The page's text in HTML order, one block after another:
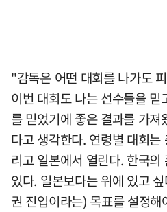
"감독은 어떤 대회를 나가도
이번 대회도 나는 선수들을
를 믿었기에 좋은 결과를 가
다고 생각한다. 연령별 대회
리고 일본에서 열린다. 한국
있다. 일본보다는 위에 있고
권 진입이라는) 목표를 설정